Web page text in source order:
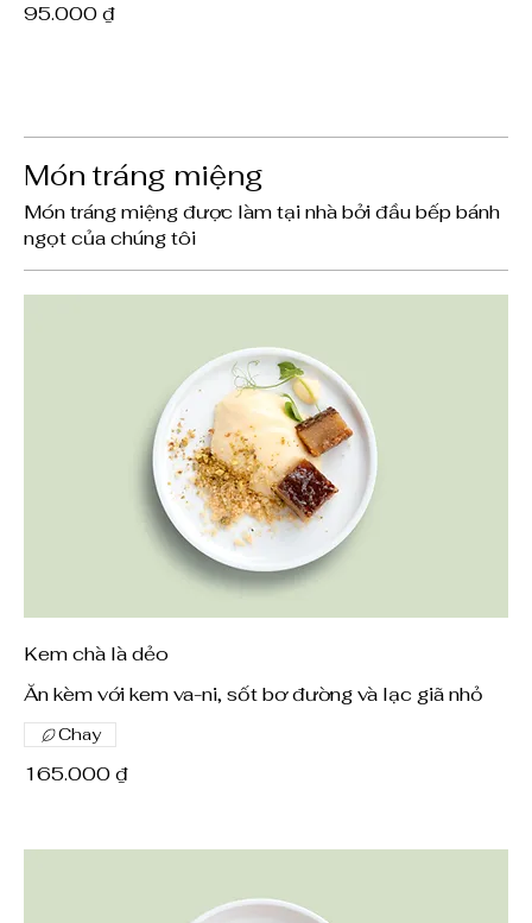
95.000 ₫
Món tráng miệng
Món tráng miệng được làm tại nhà bởi đầu bếp bánh
ngọt của chúng tôi
Kem chà là dẻo
Ăn kèm với kem va-ni, sốt bơ đường và lạc giã nhỏ
165.000 ₫
Chay